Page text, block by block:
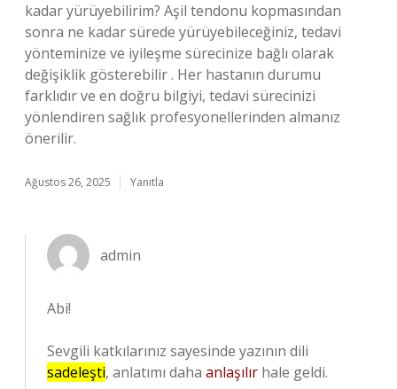
kadar yürüyebilirim? Aşil tendonu kopmasından
sonra ne kadar sürede yürüyebileceğiniz, tedavi
yönteminize ve iyileşme sürecinize bağlı olarak
değişiklik gösterebilir . Her hastanın durumu
farklıdır ve en doğru bilgiyi, tedavi sürecinizi
yönlendiren sağlık profesyonellerinden almanız
önerilir.
Ağustos 26, 2025 Yanıtla
admin
Abi!
Sevgili katkılarınız sayesinde yazının dili
sadeleşti, anlatımı daha anlaşılır hale geldi.